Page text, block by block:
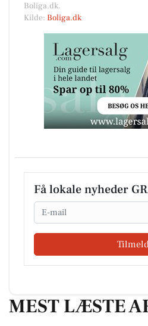
Boliga.dk.
Kilde: Boliga.dk
Få lokale nyheder
Email
MEST LÆSTE